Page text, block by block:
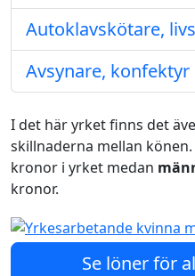
Autoklavskötare,
Avsynare, konfektyr
I det här yrket finns det
skillnaderna mellan könen.
kronor i yrket medan
kronor.
Se löner för